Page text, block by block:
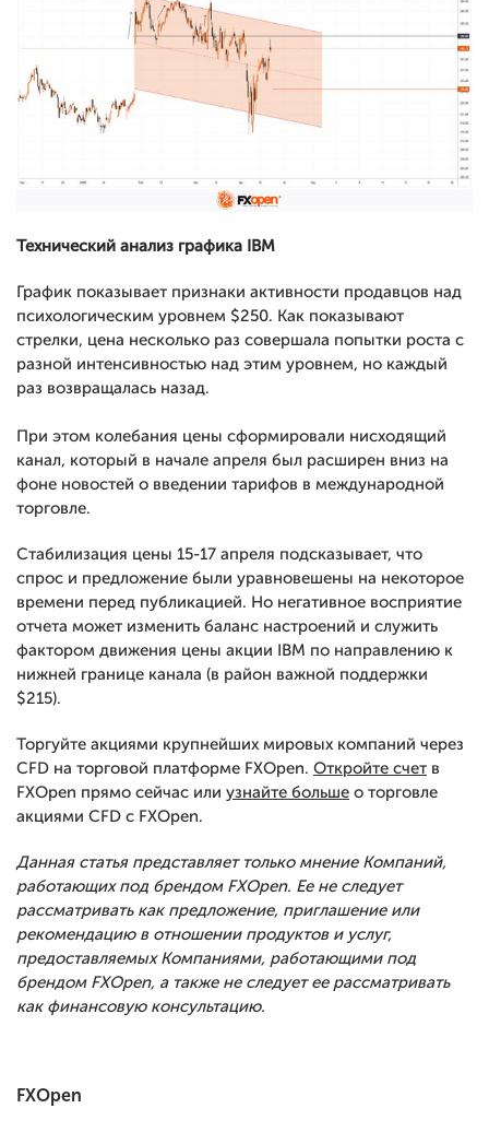
Технический анализ графика IBM
График показывает признаки активности продавцов над
психологическим уровнем $250. Как показывают
стрелки, цена несколько раз совершала попытки роста с
разной интенсивностью над этим уровнем, но каждый
раз возвращалась назад.
При этом колебания цены сформировали нисходящий
канал, который в начале апреля был расширен вниз на
фоне новостей о введении тарифов в международной
торговле.
Стабилизация цены 15-17 апреля подсказывает, что
спрос и предложение были уравновешены на некоторое
времени перед публикацией. Но негативное восприятие
отчета может изменить баланс настроений и служить
фактором движения цены акции IBM по направлению к
нижней границе канала (в район важной поддержки
$215).
Торгуйте акциями крупнейших мировых компаний через
CFD на торговой платформе FXOpen. Откройте счет в
FXOpen прямо сейчас или узнайте больше о торговле
акциями CFD с FXOpen.
Данная статья представляет только мнение Компаний,
работающих под брендом FXOpen. Ее не следует
рассматривать как предложение, приглашение или
рекомендацию в отношении продуктов и услуг,
предоставляемых Компаниями, работающими под
брендом FXOpen, а также не следует ее рассматривать
как финансовую консультацию.
FXOpen